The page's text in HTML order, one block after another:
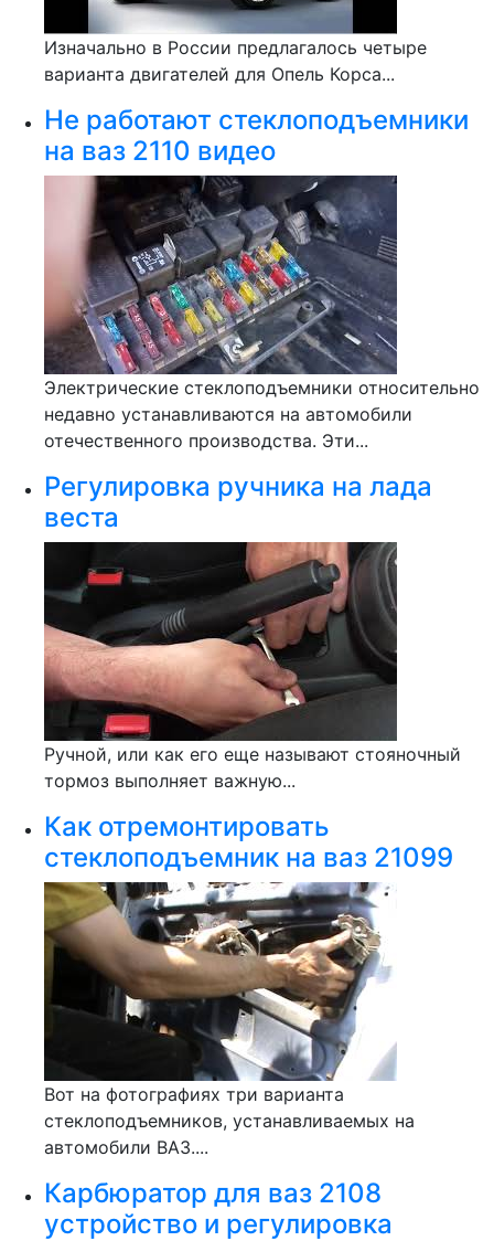
Изначально в России предлагалось четыре
варианта двигателей для Опель Корса...
Не работают стеклоподъемники
на ваз 2110 видео
Электрические стеклоподъемники относительно
недавно устанавливаются на автомобили
отечественного производства. Эти...
Регулировка ручника на лада
веста
Ручной, или как его еще называют стояночный
тормоз выполняет важную...
Как отремонтировать
стеклоподъемник на ваз 21099
Вот на фотографиях три варианта
стеклоподъемников, устанавливаемых на
автомобили ВАЗ....
Карбюратор для ваз 2108
устройство и регулировка